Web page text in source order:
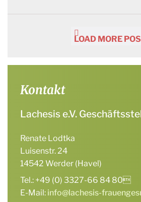
LOAD MORE
Kontakt
Lachesis e.V.
Renate Lodtka
Luisenstr. 24
14542 Werder (Havel)
Tel.: +49 (0) 3327-66 84 80
E-Mail: info@lachesis-